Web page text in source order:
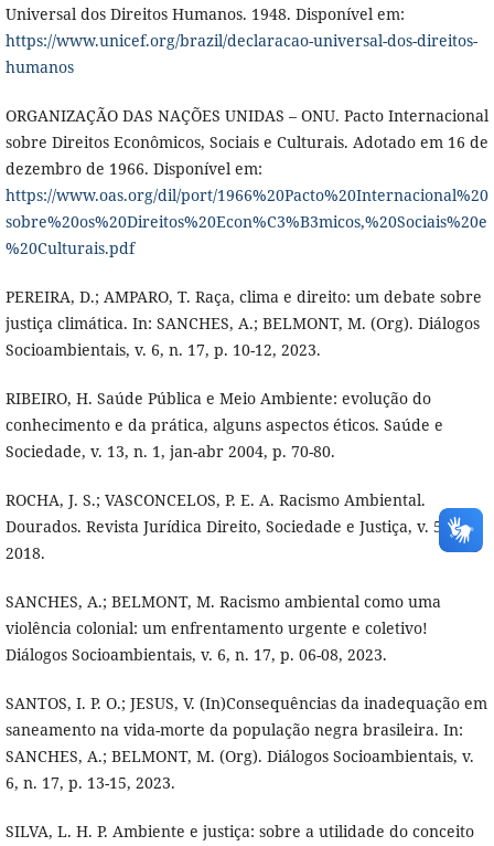
Universal dos Direitos Humanos. 1948. Disponível em:
https://www.unicef.org/brazil/declaracao-universal-dos-direitos-
humanos
ORGANIZAÇÃO DAS NAÇÕES UNIDAS – ONU. Pacto Internacional
sobre Direitos Econômicos, Sociais e Culturais. Adotado em 16 de
dezembro de 1966. Disponível em:
https://www.oas.org/dil/port/1966%20Pacto%20Internacional%20
sobre%20os%20Direitos%20Econ%C3%B3micos,%20Sociais%20e
%20Culturais.pdf
PEREIRA, D.; AMPARO, T. Raça, clima e direito: um debate sobre
justiça climática. In: SANCHES, A.; BELMONT, M. (Org). Diálogos
Socioambientais, v. 6, n. 17, p. 10-12, 2023.
RIBEIRO, H. Saúde Pública e Meio Ambiente: evolução do
conhecimento e da prática, alguns aspectos éticos. Saúde e
Sociedade, v. 13, n. 1, jan-abr 2004, p. 70-80.
ROCHA, J. S.; VASCONCELOS, P. E. A. Racismo Ambiental.
Dourados. Revista Jurídica Direito, Sociedade e Justiça, v. 5, n. 6,
2018.
SANCHES, A.; BELMONT, M. Racismo ambiental como uma
violência colonial: um enfrentamento urgente e coletivo!
Diálogos Socioambientais, v. 6, n. 17, p. 06-08, 2023.
SANTOS, I. P. O.; JESUS, V. (In)Consequências da inadequação em
saneamento na vida-morte da população negra brasileira. In:
SANCHES, A.; BELMONT, M. (Org). Diálogos Socioambientais, v.
6, n. 17, p. 13-15, 2023.
SILVA, L. H. P. Ambiente e justiça: sobre a utilidade do conceito